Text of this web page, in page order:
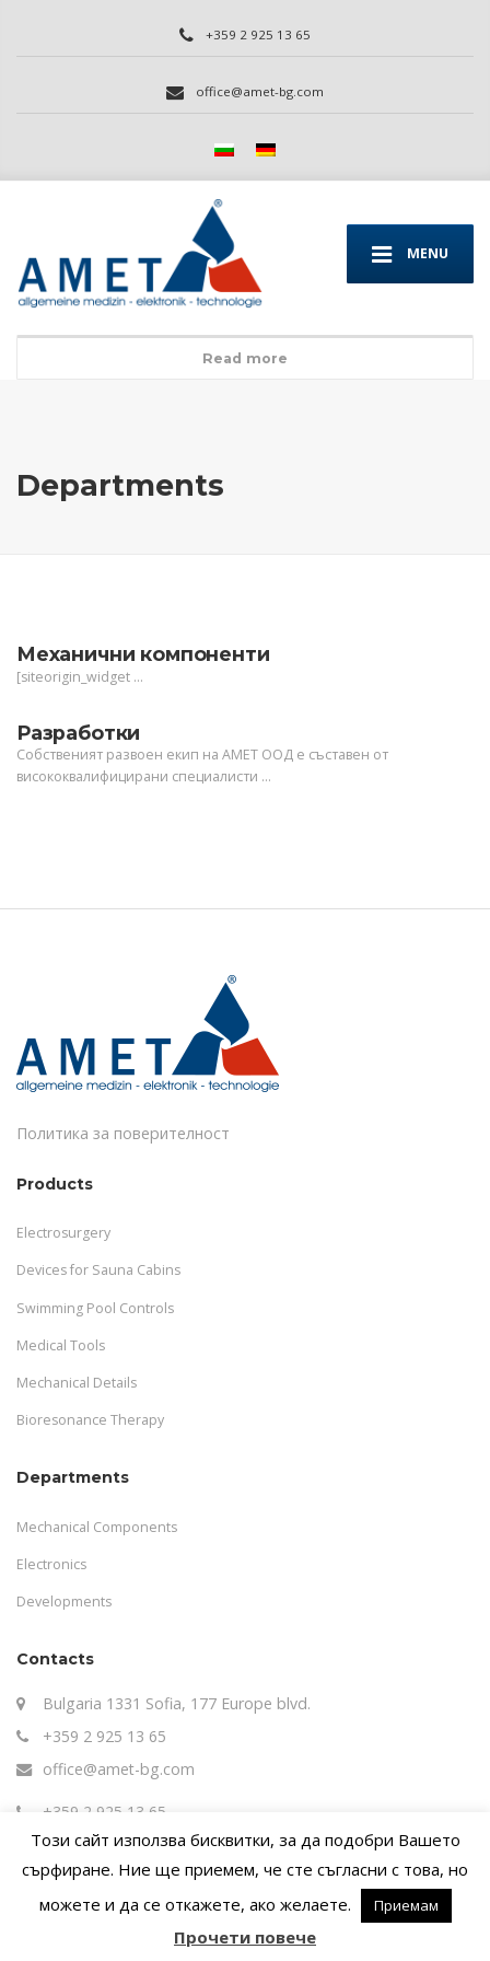
+359 2 925 13 65
office@amet-bg.com
MENU
Read more
Departments
Механични компоненти
[siteorigin_widget …
Разработки
Собственият развоен екип на АМЕТ ООД е съставен от
висококвалифицирани специалисти …
Политика за поверителност
Products
Electrosurgery
Devices for Sauna Cabins
Swimming Pool Controls
Medical Tools
Mechanical Details
Bioresonance Therapy
Departments
Mechanical Components
Electronics
Developments
Contacts
Bulgaria 1331 Sofia, 177 Europe blvd.
+359 2 925 13 65
office@amet-bg.com
+359 2 925 13 65
COPYRIGHT © 2018 AMET LTD. ALL RIGHTS RESERVED.
Site bydigitawise
Този сайт използва бисквитки, за да подобри Вашето
сърфиране. Ние ще приемем, че сте съгласни с това, но
можете и да се откажете, ако желаете.
Приемам
Прочети повече